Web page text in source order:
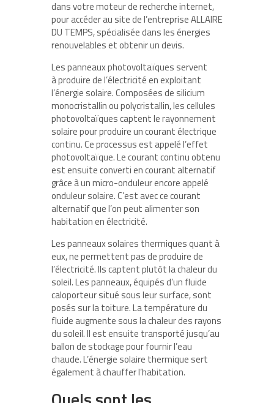
dans votre moteur de recherche internet,
pour accéder au site de l’entreprise ALLAIRE
DU TEMPS, spécialisée dans les énergies
renouvelables et obtenir un devis.
Les panneaux photovoltaïques servent
à produire de l’électricité en exploitant
l’énergie solaire. Composées de silicium
monocristallin ou polycristallin, les cellules
photovoltaïques captent le rayonnement
solaire pour produire un courant électrique
continu. Ce processus est appelé l’effet
photovoltaïque. Le courant continu obtenu
est ensuite converti en courant alternatif
grâce à un micro-onduleur encore appelé
onduleur solaire. C’est avec ce courant
alternatif que l’on peut alimenter son
habitation en électricité.
Les panneaux solaires thermiques quant à
eux, ne permettent pas de produire de
l’électricité. Ils captent plutôt la chaleur du
soleil. Les panneaux, équipés d’un fluide
caloporteur situé sous leur surface, sont
posés sur la toiture. La température du
fluide augmente sous la chaleur des rayons
du soleil. Il est ensuite transporté jusqu’au
ballon de stockage pour fournir l’eau
chaude. L’énergie solaire thermique sert
également à chauffer l’habitation.